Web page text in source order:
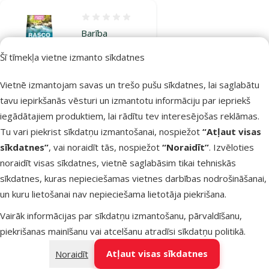
Šī tīmekļa vietne izmanto sīkdatnes
Vietnē izmantojam savas un trešo pušu sīkdatnes, lai saglabātu
tavu iepirkšanās vēsturi un izmantotu informāciju par iepriekš
iegādātajiem produktiem, lai rādītu tev interesējošas reklāmas.
Tu vari piekrist sīkdatņu izmantošanai, nospiežot “Atļaut visas
sīkdatnes”, vai noraidīt tās, nospiežot “Noraidīt”. Izvēloties
noraidīt visas sīkdatnes, vietnē saglabāsim tikai tehniskās
sīkdatnes, kuras nepieciešamas vietnes darbības nodrošināšanai,
un kuru lietošanai nav nepieciešama lietotāja piekrišana.
Vairāk informācijas par sīkdatņu izmantošanu, pārvaldīšanu,
piekrišanas mainīšanu vai atcelšanu atradīsi sīkdatņu politikā.
Noraidīt
Atļaut visas sīkdatnes
Barība
Rasco Premium
Puppy Mini, 1
kg
Cena
4,99 €
Cena par 100 g: 0,5 €
iesaka
Noliktavā Pievienot grozam
Barība
Atsauksmes 0%